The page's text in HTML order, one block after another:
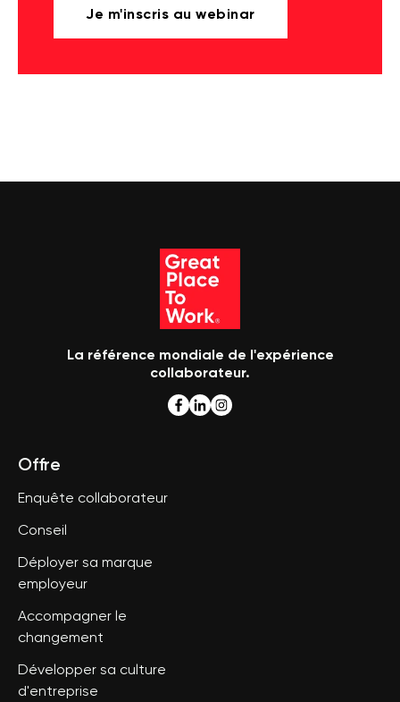
Je m'inscris au webinar
La référence mondiale de l'expérience
collaborateur.
Offre
Enquête collaborateur
Conseil
Déployer sa marque
employeur
Accompagner le
changement
Développer sa culture
d'entreprise